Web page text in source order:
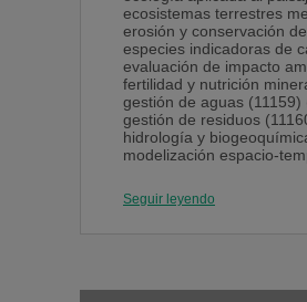
ecosistemas terrestres
erosión y conservación
especies indicadoras de
evaluación de impacto
fertilidad y nutrición
gestión de aguas (11159)
gestión de residuos
hidrología y
modelización espacio-
residuos orgánicos y
restauración ecológica y
Seguir leyendo